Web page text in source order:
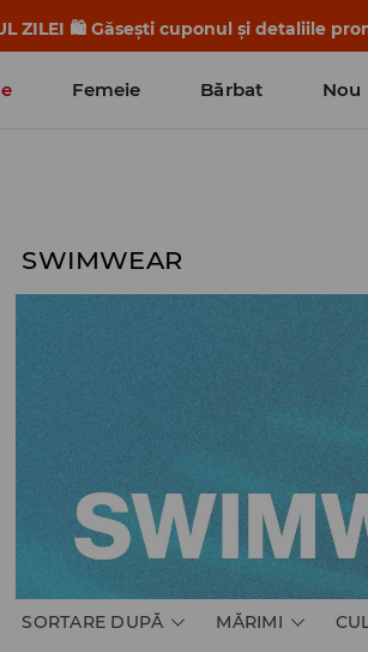
ZILEI 🛍️ Găsești cuponul și detaliile
Femeie Bărbat Nou
SWIMWEAR
SORTARE DUPĂ MĂRIMI